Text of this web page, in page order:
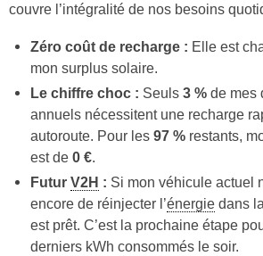
couvre l’intégralité de nos besoins
Zéro coût de recharge : Elle est
mon surplus solaire.
Le chiffre choc : Seuls3 % de mes
annuels nécessitent une recharge
autoroute. Pour les97 % restants,
est de0 €.
FuturV2H : Si mon véhicule actuel
encore de réinjecter l’énergie dans
est prêt. C’est la prochaine étape
derniers kWh consommés le soir.